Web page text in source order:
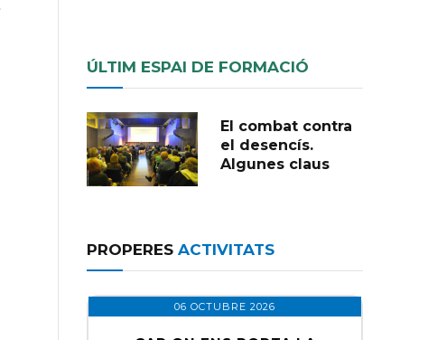
ÚLTIM ESPAI DE FORMACIÓ
El combat contra
el desencís.
Algunes claus
PROPERESACTIVITATS
06 OCTUBRE 2026